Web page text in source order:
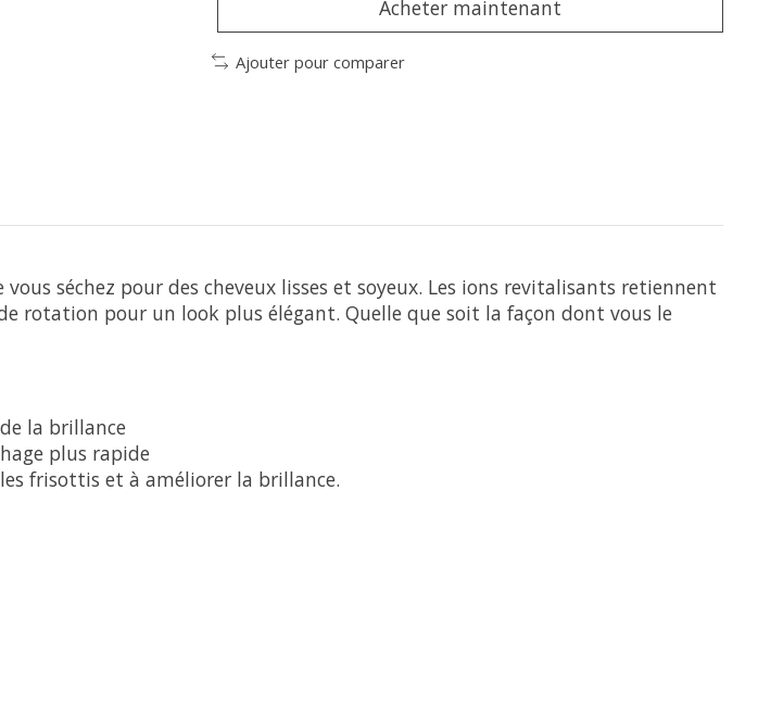
Acheter maintenant
Ajouter pour comparer
séchez pour des cheveux lisses et soyeux. Les ions revitalisants retiennent
rotation pour un look plus élégant. Quelle que soit la façon dont vous le
la brillance
plus rapide
frisottis et à améliorer la brillance.